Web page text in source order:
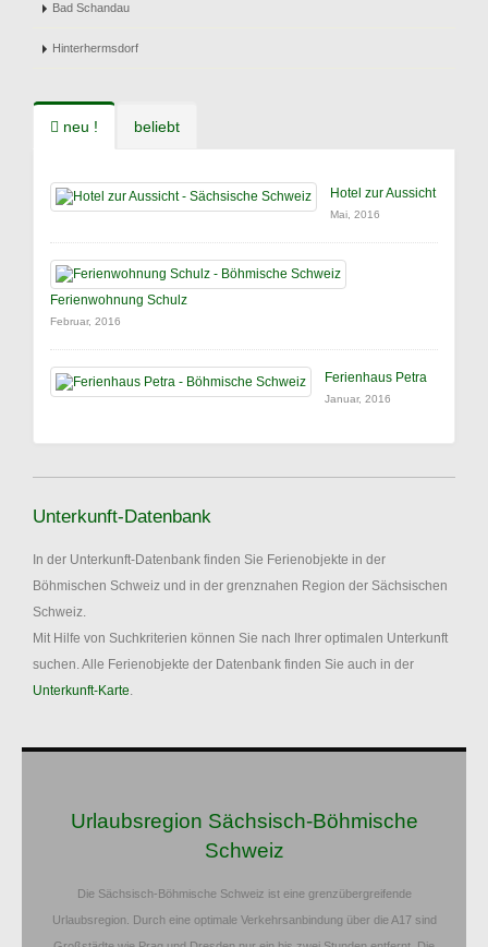
Bad Schandau
Hinterhermsdorf
neu ! beliebt
Hotel zur Aussicht
Mai, 2016
Ferienwohnung Schulz
Februar, 2016
Ferienhaus Petra
Januar, 2016
Unterkunft-Datenbank
In der Unterkunft-Datenbank finden Sie Ferienobjekte in der
Böhmischen Schweiz und in der grenznahen Region der Sächsischen
Schweiz.
Mit Hilfe von Suchkriterien können Sie nach Ihrer optimalen Unterkunft
suchen. Alle Ferienobjekte der Datenbank finden Sie auch in der
Unterkunft-Karte.
Urlaubsregion Sächsisch-Böhmische
Schweiz
Die Sächsisch-Böhmische Schweiz ist eine grenzübergreifende
Urlaubsregion. Durch eine optimale Verkehrsanbindung über die A17 sind